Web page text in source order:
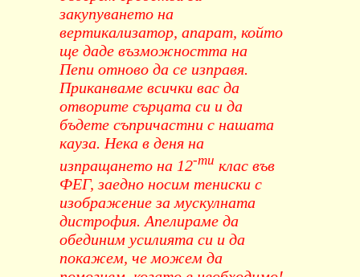
закупуването на
вертикализатор, апарат, който
ще даде възможността на
Пепи отново да се изправя.
Приканваме всички вас да
отворите сърцата си и да
бъдете съпричастни с нашата
кауза. Нека в деня на
изпращането на 12-ти клас във
ФЕГ, заедно носим тениски с
изображение за мускулната
дистрофия. Апелираме да
обединим усилията си и да
покажем, че можем да